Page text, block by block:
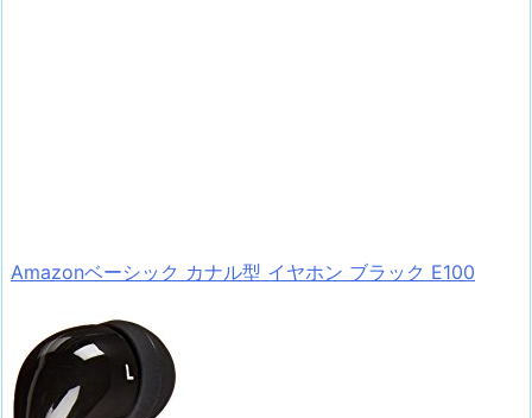
Amazonベーシック カナル型 イヤホン ブラック E100